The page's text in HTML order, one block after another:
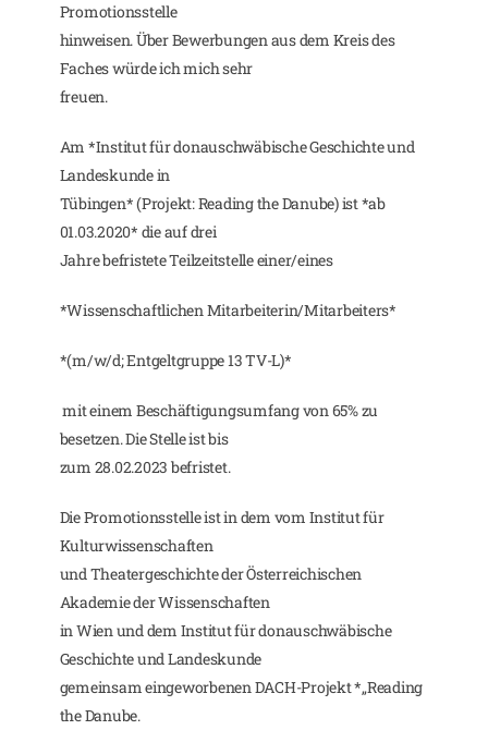
Promotionsstelle
hinweisen. Über Bewerbungen aus dem Kreis des
Faches würde ich mich sehr
freuen.
Am *Institut für donauschwäbische Geschichte und
Landeskunde in
Tübingen* (Projekt: Reading the Danube) ist *ab
01.03.2020* die auf drei
Jahre befristete Teilzeitstelle einer/eines
*Wissenschaftlichen Mitarbeiterin/Mitarbeiters*
*(m/w/d; Entgeltgruppe 13 TV-L)*
mit einem Beschäftigungsumfang von 65% zu
besetzen. Die Stelle ist bis
zum 28.02.2023 befristet.
Die Promotionsstelle ist in dem vom Institut für
Kulturwissenschaften
und Theatergeschichte der Österreichischen
Akademie der Wissenschaften
in Wien und dem Institut für donauschwäbische
Geschichte und Landeskunde
gemeinsam eingeworbenen DACH-Projekt *„Reading
the Danube.